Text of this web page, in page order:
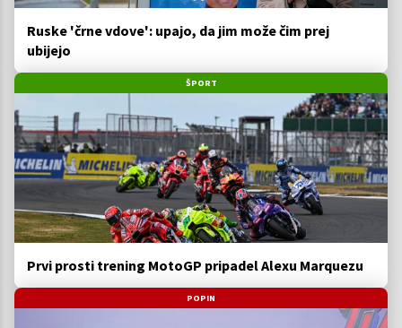
Ruske 'črne vdove': upajo, da jim može čim prej
ubijejo
ŠPORT
Prvi prosti trening MotoGP pripadel Alexu Marquezu
POPIN